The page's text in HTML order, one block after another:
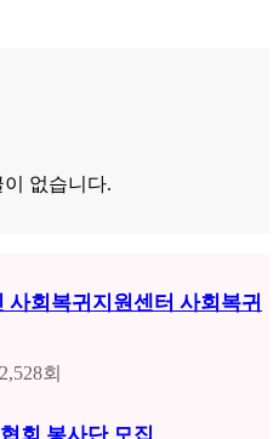
없습니다.
회복귀지원센터 사회복귀
2,528회